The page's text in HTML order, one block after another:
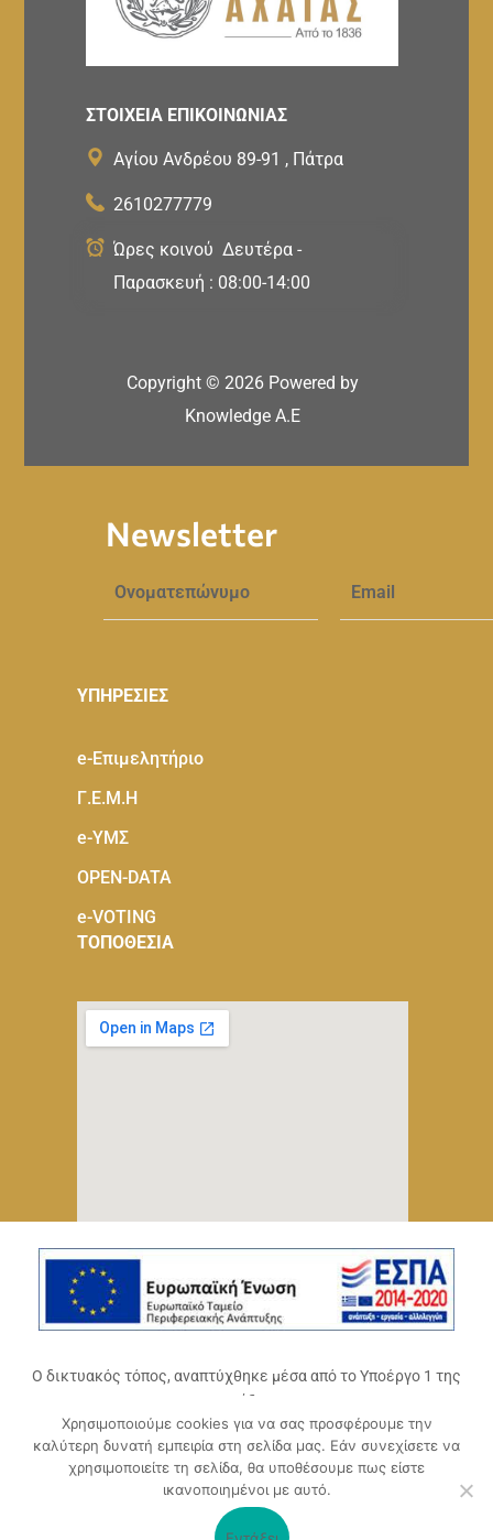
ΣΤΟΙΧΕΙΑ ΕΠΙΚΟΙΝΩΝΙΑΣ
Αγίου Ανδρέου 89-91 , Πάτρα
2610277779
Ώρες κοινού Δευτέρα -
Παρασκευή : 08:00-14:00
Copyright © 2026 Powered by
Knowledge A.E
Newsletter
ΥΠΗΡΕΣΙΕΣ
e-Eπιμελητήριο
Γ.Ε.Μ.Η
e-ΥΜΣ
OPEN-DATA
e-VOTING
ΤΟΠΟΘΕΣΙΑ
Ο δικτυακός τόπος, αναπτύχθηκε μέσα από το Υποέργο 1 της
πράξης
«Ψηφιακό Οικοσύστημα Επιχειρηματικότητας του
Επιμελητηρίου Αχαΐας» (ΟΠΣ 5045300),
Επιχειρησιακό Πρόγραμμα «Δυτική Ελλάδα 2014-2020».
Συγχρηματοδοτείται από την Ευρωπαϊκή Ένωση (Ευρωπαϊκό
Ταμείο Περιφερειακής Ανάπτυξης ΕΤΠΑ) και από εθνικούς
Χρησιμοποιούμε cookies για να σας προσφέρουμε την
καλύτερη δυνατή εμπειρία στη σελίδα μας. Εάν συνεχίσετε να
χρησιμοποιείτε τη σελίδα, θα υποθέσουμε πως είστε
ικανοποιημένοι με αυτό.